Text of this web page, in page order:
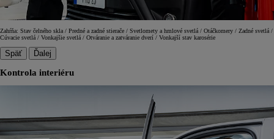
Zahŕňa: Stav čelného skla / Predné a zadné stierače / Svetlomety a hmlové svetlá / Otáčkomery / Zadné svetlá /
Cúvacie svetlá / Vonkajšie svetlá / Otváranie a zatváranie dverí / Vonkajší stav karosérie
Späť Ďalej
Kontrola interiéru